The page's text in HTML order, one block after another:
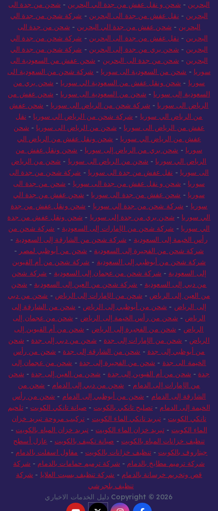
البحرين - شحن و نقل عفش من جدة الي البحرين - شحن من جدة الى
البحرين - نقل عفش من جدة الى البحرين - شركة شحن من جدة الي
البحرين - شحن عفش من جدة الي البحرين - شحن من جدة الى
البحرين - نقل عفش من جدة الى البحرين - شركة شحن من جدة الي
البحرين - شحن بري من جدة إلى البحرين - شركة شحن من جدة الي
البحرين - شحن من جدة الى البحرين - شحن عفش من السعودية الى
سوريا - شحن من السعودية الى سوريا - شركة شحن من السعودية الى
سوريا - شحن ونقل عفش من السعودية الي سوريا - شحن بري من
السعودية إلى سوريا - شحن من السعودية الى سوريا - شحن عفش من
الرياض الى سوريا - شركة شحن من الرياض الى سوريا - شحن عفش
من الرياض الي سوريا - شركة شحن من الرياض الي سوريا - نقل
عفش من الرياض الى سوريا - شحن من الرياض الى سوريا - شحن
عفش من الرياض الي سوريا - شحن ونقل عفش من الرياض الي
سوريا - شحن بري من الرياض إلى سوريا - شحن ونقل عفش من
الرياض الي سوريا - شحن من الرياض الى سوريا - شحن من الرياض
الى سوريا - نقل عفش من جدة الى سوريا - شركة شحن من جدة الى
سوريا - شحن و نقل عفش من جدة الى سوريا - شحن من جدة الى
سوريا - شحن عفش من جدة الى سوريا - شحن عفش من جدة الي
سوريا - شركة شحن من جدة الي سوريا - شحن ونقل عفش من جدة
الي سوريا - شحن بري من جدة إلى سوريا - شحن ونقل عفش من جدة
الي سوريا - شركة شحن من الإمارات إلى السعودية - شركة شحن من
رأس الخيمة إلى السعودية - شركة شحن من الشارقة إلى السعودية -
شركة شحن من الفجيرة إلى السعودية - شحن من أبوظبي لمصر -
شركة شحن من أبوظبي إلى السعودية - شركة شحن من أم القيوين
إلى السعودية - شركة شحن من عجمان إلى السعودية - شركة شحن
من دبي إلى السعودية - شركة شحن من العين إلى السعودية - شحن
من العين إلى الرياض - شحن من الإمارات إلى الرياض - شحن من دبي
إلى الرياض - شحن من أبوظبي إلى الرياض - شحن من الشارقة إلى
الرياض - شحن من رأس الخيمة إلى الرياض - شحن من عجمان إلى
الرياض - شحن من الفجيرة إلى الرياض - شحن من أم القيوين إلى
الرياض - شحن من الإمارات إلى جدة - شحن من دبي إلى جدة - شحن
من أبوظبي إلى جدة - شحن من الشارقة إلى جدة - شحن من رأس
الخيمة الى جدة - شحن من الفجيرة إلى جدة - شحن من عجمان إلى
جدة - شحن من أم القيوين إلى جدة - شحن من العين إلى جدة - شحن
من الإمارات إلى الدمام - شحن من دبي إلى الدمام - شحن من
الشارقة إلى الدمام - شحن من أبوظبي إلى الدمام - شحن من رأس
الخيمة إلى الدمام -تصليح تانكي بالكويت - صيانة تانكي الكويت -تلحيم
تانكي الكويت -تبريد تانكي الماء الكويت - تركيب مروحة تبريد خزان
الماء الكويت -تبريد خزان الماء الكويت - تبريد خزان المياه بالكويت -
تنظيف خزانات المياه بالكويت - صيانة تكييف بالكويت - عازل أسطح
جيتاروف بالكويت -تنظيف خزانات بالكويت - مقاول اسفلت بالدمام -
شركة ترميم مطابخ بالدمام - شركة ترميم حمامات بالدمام - شركة
قص وتخريم خرسانة بالدمام - شركة تنظيف بسبت العلايا - شركة
تنظيف بلجرشي
Copyright © 2026 دليل الخدمات الاخباري